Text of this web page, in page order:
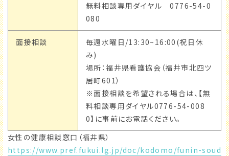
無料相談専用ダイヤル 0776-54-0
080
面接相談
毎週水曜日/13:30~16:00(祝日休
み)
場所：福井県看護協会（福井市北四ツ
居町601）
※面接相談を希望される場合は、【無
料相談専用ダイヤル0776-54-008
0】に事前にお電話ください。
女性の健康相談窓口（福井県）
https://www.pref.fukui.lg.jp/doc/kodomo/funin-soud